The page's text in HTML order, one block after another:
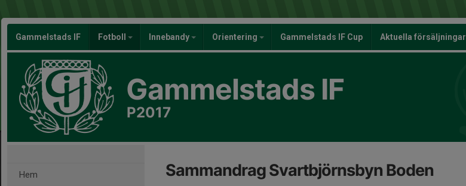
Gammelstads IF Fotboll Innebandy Orientering Gammelstads IF Cup Aktuella försäljningar
Gammelstads IF
P2017
Hem Sammandrag Svartbjörnsbyn Boden